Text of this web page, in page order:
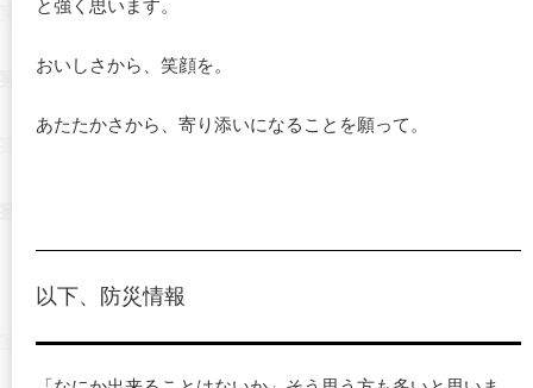
と強く思います。
おいしさから、笑顔を。
あたたかさから、寄り添いになることを願って。
以下、防災情報